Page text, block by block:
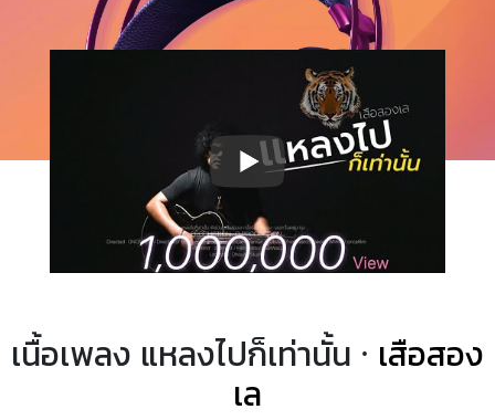
เนื้อเพลง แหลงไปก็เท่านั้น · เสือสอง
เล